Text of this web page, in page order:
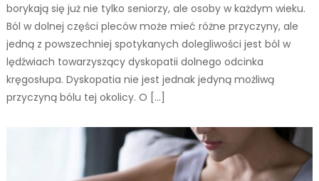
borykają się już nie tylko seniorzy, ale osoby w każdym wieku.
Ból w dolnej części pleców może mieć różne przyczyny, ale
jedną z powszechniej spotykanych dolegliwości jest ból w
lędźwiach towarzyszący dyskopatii dolnego odcinka
kręgosłupa. Dyskopatia nie jest jednak jedyną możliwą
przyczyną bólu tej okolicy. O […]